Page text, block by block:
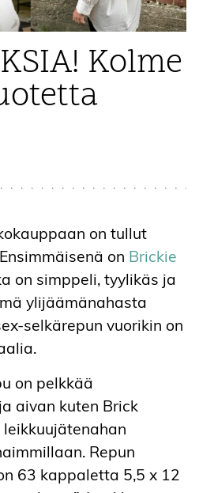
Kolme
on tullut
on Brickie
on simppeli, tyylikäs ja
ylijäämänahasta
selkärepun vuorikin on
on pelkkää
aivan kuten Brick
leikkuujätenahan
Repun
63 kappaletta 5,5 x 12